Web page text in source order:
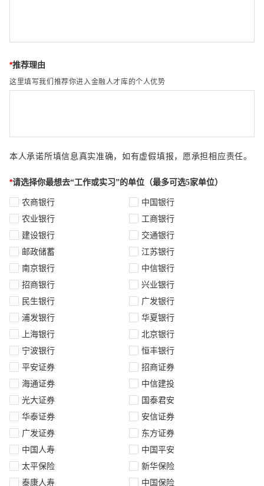
*推荐理由
这里填写我们推荐你进入金融人才库的个人优势
本人承诺所填信息真实准确，如有虚假填报，愿承担相应责任。
*请选择你最想去“工作或实习”的单位（最多可选5家单位）
农商银行
中国银行
农业银行
工商银行
建设银行
交通银行
邮政储蓄
江苏银行
南京银行
中信银行
招商银行
兴业银行
民生银行
广发银行
浦发银行
华夏银行
上海银行
北京银行
宁波银行
恒丰银行
平安证券
招商证券
海通证券
中信建投
光大证券
国泰君安
华泰证券
安信证券
广发证券
东方证券
中国人寿
中国平安
太平保险
新华保险
泰康人寿
中国保险